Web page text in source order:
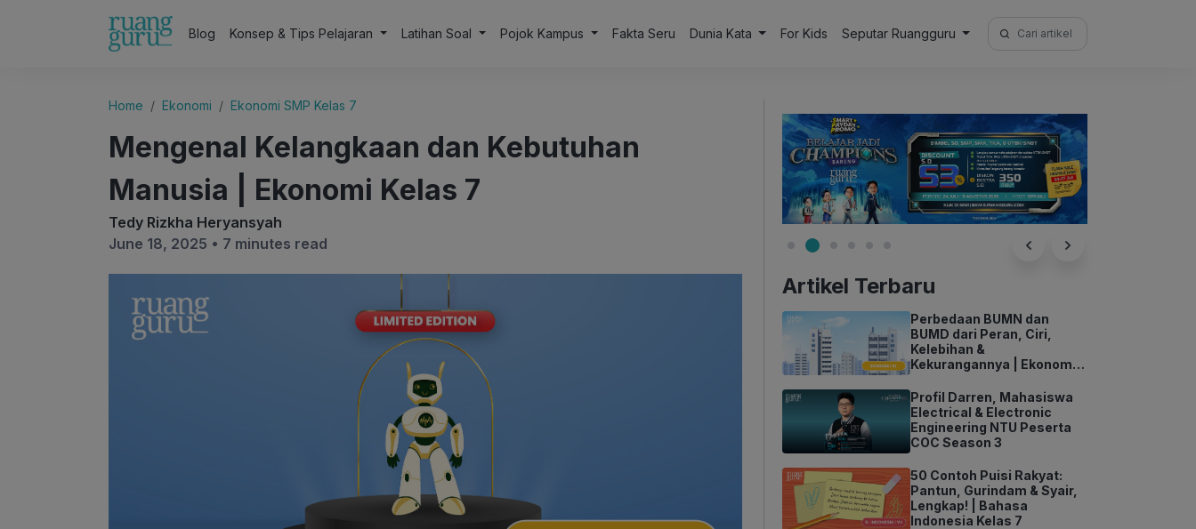
Blog Konsep & Tips Pelajaran Latihan Soal Pojok Kampus Fakta Seru Dunia Kata For Kids Seputar Ruangguru
Search
for:
Home Ekonomi Ekonomi SMP Kelas 7
Mengenal Kelangkaan dan Kebutuhan
Manusia | Ekonomi Kelas 7
Tedy Rizkha Heryansyah
June 18, 2025 • 7 minutes read
Artikel Terbaru
Perbedaan BUMN dan
BUMD dari Peran, Ciri,
Kelebihan &
Kekurangannya | Ekonomi
Profil Darren, Mahasiswa
Electrical & Electronic
Engineering NTU Peserta
COC Season 3
50 Contoh Puisi Rakyat:
Pantun, Gurindam & Syair,
Lengkap! | Bahasa
Indonesia Kelas 7